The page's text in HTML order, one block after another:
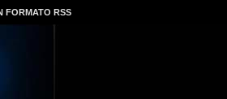
FORMATO RSS